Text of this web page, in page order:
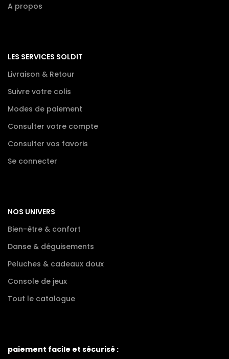
A propos
LES SERVICES SOLDIT
Livraison & Retour
Suivre votre colis
Modes de paiement
Consulter votre compte
Consulter vos favoris
Se connecter
NOS UNIVERS
Bien-être & confort
Danse & déguisements
Peluches & cadeaux doux
Console de jeux
Tout le catalogue
paiement facile et sécurisé :